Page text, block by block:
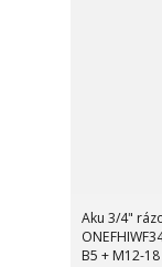
Aku 3/4"
B5 + M12-